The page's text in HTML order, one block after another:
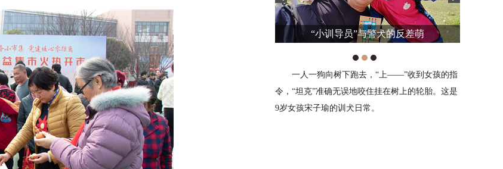
成长乐章
一样重要，它是我情感
给别人带来灵感、希望
，会经受很多挫折与挑
爱对抗成长的迷茫，谱
“小训导员”与警犬的反差萌
一人一狗向树下跑去，“上——”收到女孩的指
令，“坦克”准确无误地咬住挂在树上的轮胎。这是
9岁女孩宋子瑜的训犬日常。
旋律，带来妙不可言的乐趣
我是来自西安高新东区小学的杨珂然。我相信
兴趣爱好能陶冶情操、培养气质、使人终生受益。
多年来，我坚持学习机器人和图形编程，积极参与